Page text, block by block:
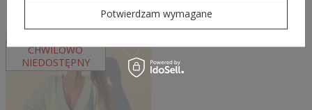
CHWILOWO
NIEDOSTĘPNY
Potwierdzam wymagane